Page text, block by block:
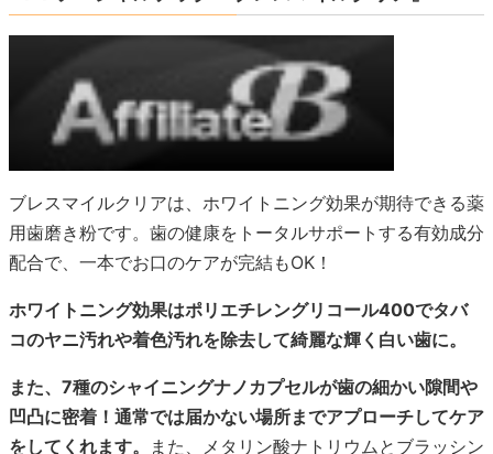
ブレスマイルクリアは、ホワイトニング効果が期待できる薬
用歯磨き粉です。歯の健康をトータルサポートする有効成分
配合で、一本でお口のケアが完結もOK！
ホワイトニング効果はポリエチレングリコール400でタバ
コのヤニ汚れや着色汚れを除去して綺麗な輝く白い歯に。
また、7種のシャイニングナノカプセルが歯の細かい隙間や
凹凸に密着！通常では届かない場所までアプローチしてケア
をしてくれます。
また、メタリン酸ナトリウムとブラッシン